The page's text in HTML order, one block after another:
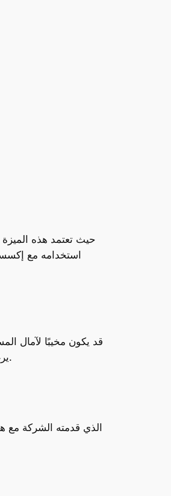
استخدامه مع
يرغبون في تجربة تصوير أكثر تنوعًا. يرى البعض أن هاتفًا بسعر يزيد عن 500 دولار في عام 2025 يجب أن يحتوي على أكثر من كاميرا واحدة.